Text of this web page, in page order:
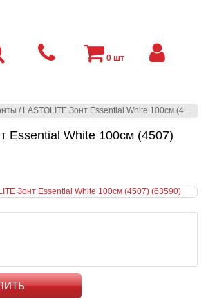
/ LASTOLITE Зонт Essential White 100см (4507) (63590)
Essential White 100см (4507)
0 шт